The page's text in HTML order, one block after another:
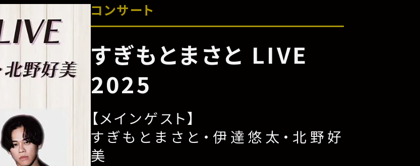
コンサート
すぎもとまさと LIVE
2025
【メインゲスト】
すぎもとまさと・伊達悠太・北野好
美